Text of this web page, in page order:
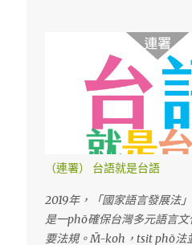
（連署） 台語就是台語
2019年，「國家語言發展法
是一phō確保台灣多元語言文
要法規。M̄-koh，tsit phō法